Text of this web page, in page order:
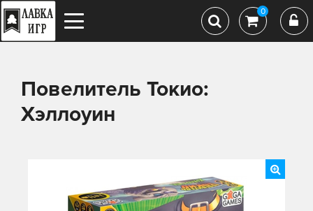
0
Повелитель Токио:
Хэллоуин